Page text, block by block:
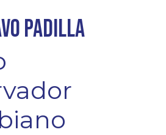
Padilla